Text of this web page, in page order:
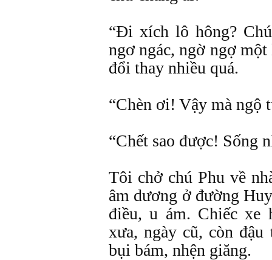
“Đi xích lô hông?
ngơ ngác, ngờ ngợ
đổi thay nhiều quá.
“Chèn ơi! Vậy mà ngộ
“Chết sao được! Sống
Tôi chở chú Phu về
âm dương ở đường
điều, u ám. Chiếc xe
xưa, ngày cũ, còn đậu
bụi bám, nhện giăng.